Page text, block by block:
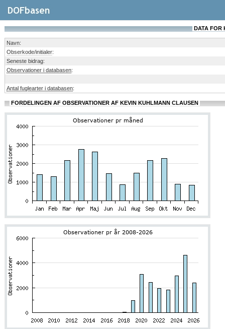
DATA FOR
Navn:
Obserkode/initialer:
Seneste bidrag:
Observationer i databasen:
Antal fuglearter i databasen:
FORDELINGEN AF OBSERVATIONER AF KEVIN KUHLMANN CLAUSEN